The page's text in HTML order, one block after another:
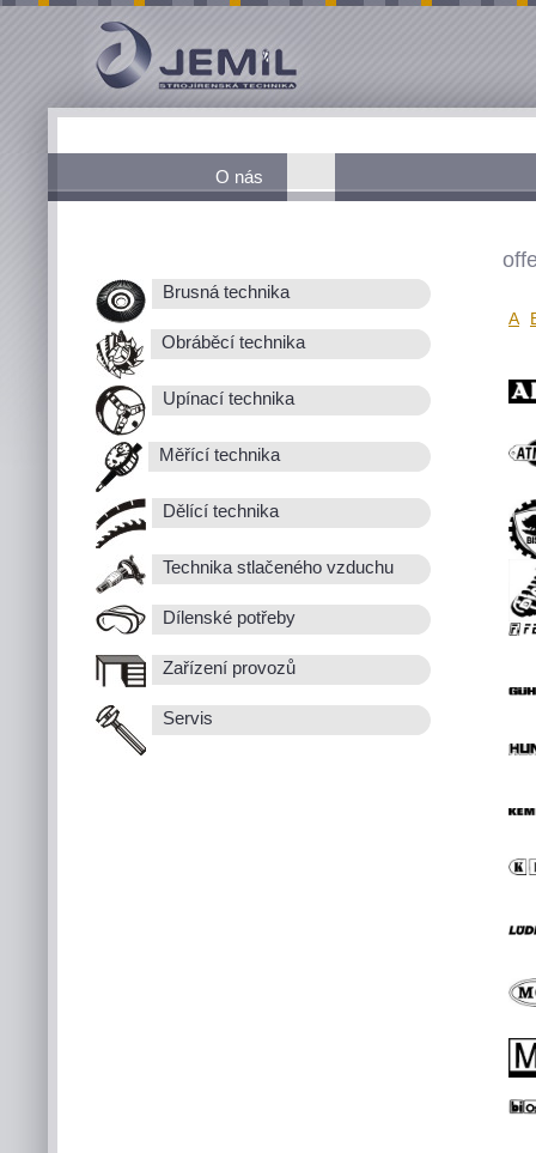
O nás
Brusná technika
Obráběcí technika
Upínací technika
Měřící technika
Dělící technika
Technika stlačeného vzduchu
Dílenské potřeby
Zařízení provozů
Servis
A